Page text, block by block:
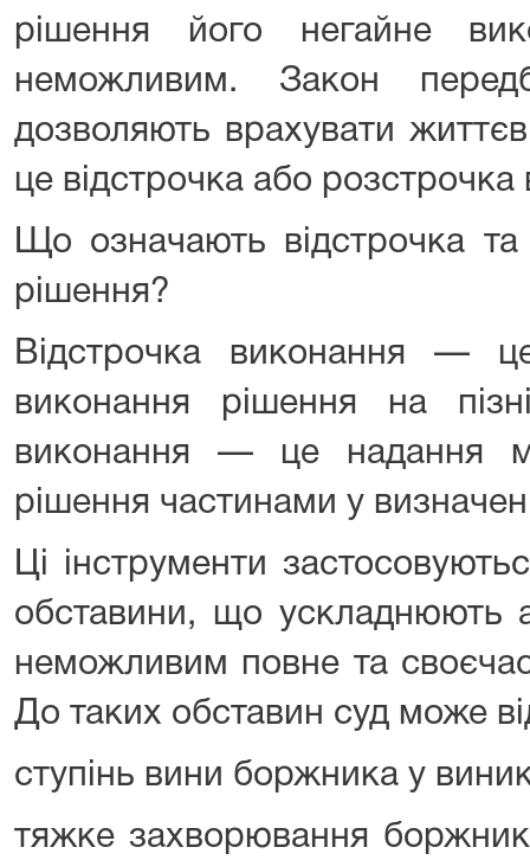
рішення його негайне
неможливим. Закон
дозволяють врахувати
це відстрочка або
Що означають відстрочка
рішення?
Відстрочка виконання —
виконання рішення на
виконання — це надання
рішення частинами у
Ці інструменти
обставини, що ускладнюють
неможливим повне та
До таких обставин суд може
ступінь вини боржника у
тяжке захворювання